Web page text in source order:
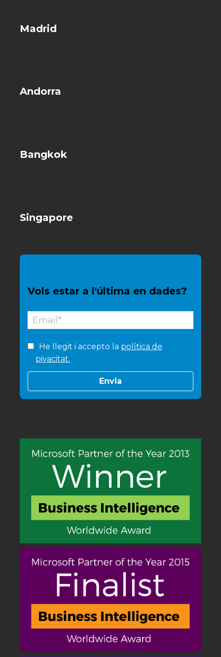
Madrid
Andorra
Bangkok
Singapore
Vols estar a l'última en dades?
He llegit i accepto la política de
pivacitat.